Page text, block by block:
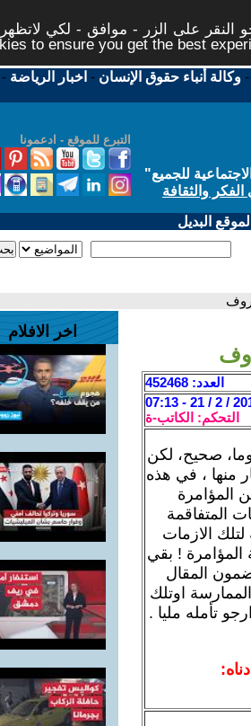
النقر على الزر - موافق - لكي
to ensure you get the best
-وكالة أنباء حقوق الإنسان - اخبار الرياضة -
التبرع للموقع - ادعمونا
للجميع"
والثقافة
البديل
العدد: 452468
2013 / 2 /
التحكم: الكاتب-ة
صحيح، لكن
منها ، في هذه
المؤامرة
المتفاقمة
الازمات
! بقي
المقال
اوتلك
تأمله مليا .
اخر الافلام